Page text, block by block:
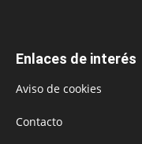
Enlaces de interés
Aviso de cookies
Contacto